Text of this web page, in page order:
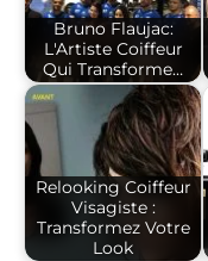
Bruno Flaujac:
L'Artiste Coiffeur
Qui Transforme…
Relooking Coiffeur
Visagiste :
Transformez Votre
Look